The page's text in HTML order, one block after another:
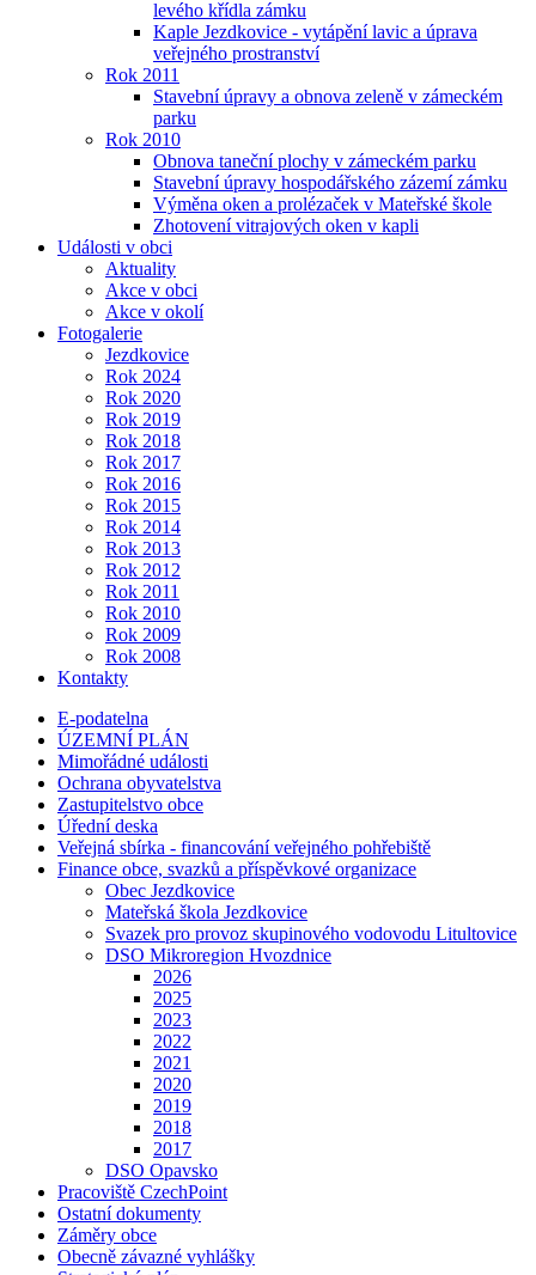
levého křídla zámku
Kaple Jezdkovice - vytápění lavic a úprava
veřejného prostranství
Rok 2011
Stavební úpravy a obnova zeleně v zámeckém
parku
Rok 2010
Obnova taneční plochy v zámeckém parku
Stavební úpravy hospodářského zázemí zámku
Výměna oken a prolézaček v Mateřské škole
Zhotovení vitrajových oken v kapli
Události v obci
Aktuality
Akce v obci
Akce v okolí
Fotogalerie
Jezdkovice
Rok 2024
Rok 2020
Rok 2019
Rok 2018
Rok 2017
Rok 2016
Rok 2015
Rok 2014
Rok 2013
Rok 2012
Rok 2011
Rok 2010
Rok 2009
Rok 2008
Kontakty
E-podatelna
ÚZEMNÍ PLÁN
Mimořádné události
Ochrana obyvatelstva
Zastupitelstvo obce
Úřední deska
Veřejná sbírka - financování veřejného pohřebiště
Finance obce, svazků a příspěvkové organizace
Obec Jezdkovice
Mateřská škola Jezdkovice
Svazek pro provoz skupinového vodovodu Litultovice
DSO Mikroregion Hvozdnice
2026
2025
2023
2022
2021
2020
2019
2018
2017
DSO Opavsko
Pracoviště CzechPoint
Ostatní dokumenty
Záměry obce
Obecně závazné vyhlášky